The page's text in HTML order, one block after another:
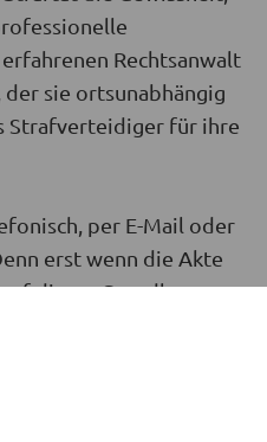
Rechtsanwalt
sie ortsunabhängig
Strafverteidiger für ihre
per E-Mail oder
erst wenn die Akte
dieser Grundlage
Verfahrensrechte
überall aus sofort
meist viel schneller als